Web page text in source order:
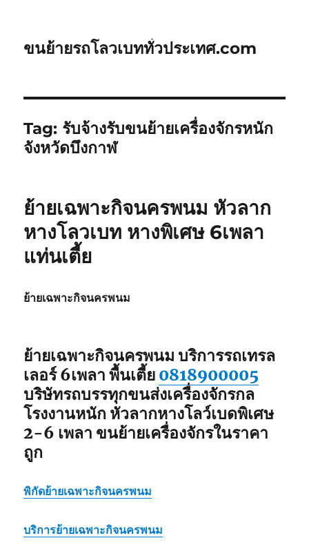
ขนย้ายรถโลวเบททั่วประเทศ.com
Tag: รับจ้างรับขนย้ายเครื่องจักรหนัก
จังหวัดบึงกาฬ
ย้ายเฉพาะกิจนครพนม หัวลาก
หางโลวเบท หางพิเศษ 6เพลา
แท่นเตี้ย
ย้ายเฉพาะกิจนครพนม
ย้ายเฉพาะกิจนครพนม บริการรถเทรล
เลอร์ 6เพลา พื้นเตี้ย 0818900005
บริษัทรถบรรทุกขนส่งเครื่องจักรกล
โรงงานหนัก หัวลากหางโลว์เบดพิเศษ
2-6 เพลา ขนย้ายเครื่องจักรในราคา
ถูก
พิกัดย้ายเฉพาะกิจนครพนม
บริการย้ายเฉพาะกิจนครพนม